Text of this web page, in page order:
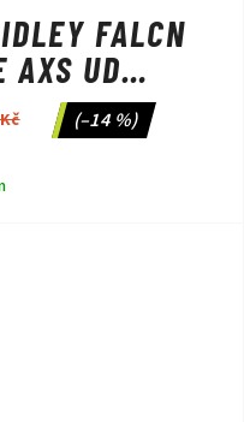
FALCN
AXS UD
RED
(–14 %)